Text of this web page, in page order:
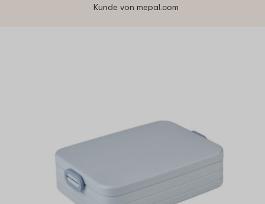
Kunde von mepal.com